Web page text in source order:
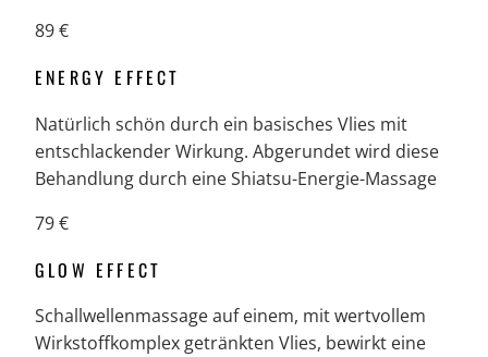
89 €
ENERGY EFFECT
Natürlich schön durch ein basisches Vlies mit
entschlackender Wirkung. Abgerundet wird diese
Behandlung durch eine Shiatsu-Energie-Massage
79 €
GLOW EFFECT
Schallwellenmassage auf einem, mit wertvollem
Wirkstoffkomplex getränkten Vlies, bewirkt eine